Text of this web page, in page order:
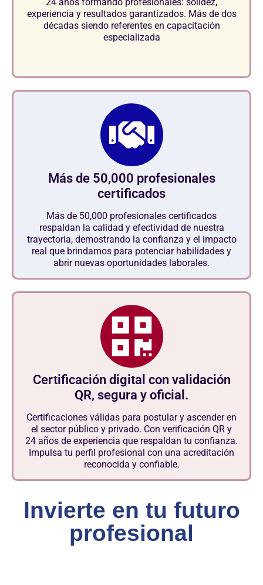
experiencia y resultados garantizados. Más de dos
décadas siendo referentes en capacitación
especializada
Más de 50,000 profesionales
certificados
Más de 50,000 profesionales certificados
respaldan la calidad y efectividad de nuestra
trayectoria, demostrando la confianza y el impacto
real que brindamos para potenciar habilidades y
abrir nuevas oportunidades laborales.
Certificación digital con validación
QR, segura y oficial.
Certificaciones válidas para postular y ascender en
el sector público y privado. Con verificación QR y
24 años de experiencia que respaldan tu confianza.
Impulsa tu perfil profesional con una acreditación
reconocida y confiable.
Invierte en tu futuro
profesional